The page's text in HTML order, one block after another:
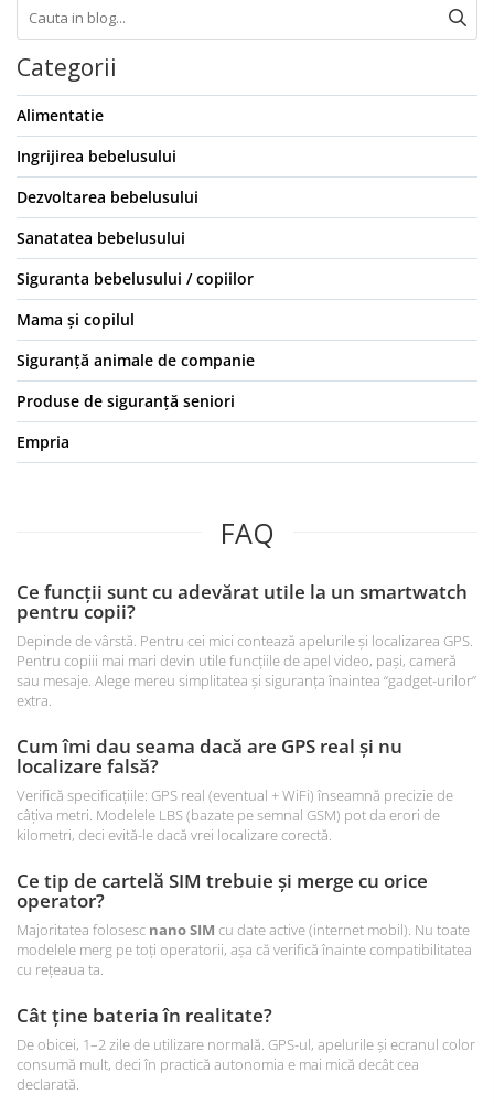
Categorii
Alimentatie
Ingrijirea bebelusului
Dezvoltarea bebelusului
Sanatatea bebelusului
Siguranta bebelusului / copiilor
Mama și copilul
Siguranță animale de companie
Produse de siguranță seniori
Empria
FAQ
Ce funcții sunt cu adevărat utile la un smartwatch
pentru copii?
Depinde de vârstă. Pentru cei mici contează apelurile și localizarea GPS.
Pentru copiii mai mari devin utile funcțiile de apel video, pași, cameră
sau mesaje. Alege mereu simplitatea și siguranța înaintea “gadget-urilor”
extra.
Cum îmi dau seama dacă are GPS real și nu
localizare falsă?
Verifică specificațiile: GPS real (eventual + WiFi) înseamnă precizie de
câțiva metri. Modelele LBS (bazate pe semnal GSM) pot da erori de
kilometri, deci evită-le dacă vrei localizare corectă.
Ce tip de cartelă SIM trebuie și merge cu orice
operator?
Majoritatea folosesc nano SIM cu date active (internet mobil). Nu toate
modelele merg pe toți operatorii, așa că verifică înainte compatibilitatea
cu rețeaua ta.
Cât ține bateria în realitate?
De obicei, 1–2 zile de utilizare normală. GPS-ul, apelurile și ecranul color
consumă mult, deci în practică autonomia e mai mică decât cea
declarată.